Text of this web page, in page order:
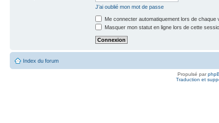
J’ai oublié mon mot de passe
Me connecter automatiquement lors de chaque
Masquer mon statut en ligne lors de cette
Index du forum
Propulsé par
Traduction et